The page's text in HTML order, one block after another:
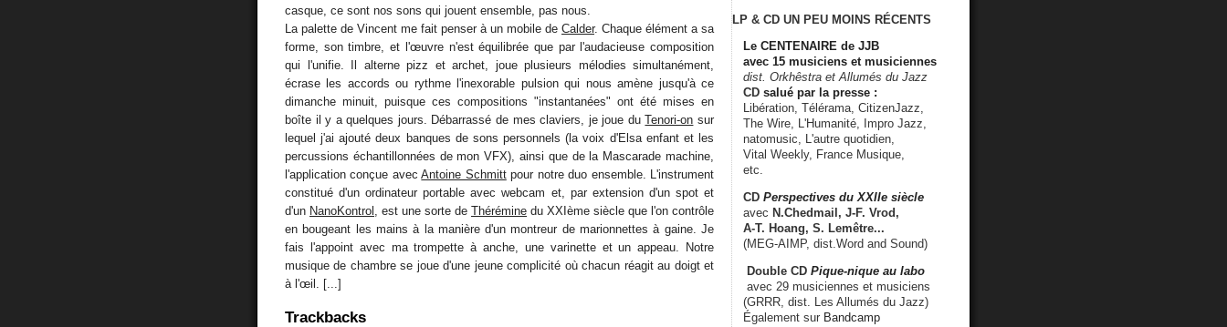
casque, ce sont nos sons qui jouent ensemble, pas nous.
La palette de Vincent me fait penser à un mobile de Calder. Chaque élément a sa
forme, son timbre, et l'œuvre n'est équilibrée que par l'audacieuse composition
qui l'unifie. Il alterne pizz et archet, joue plusieurs mélodies simultanément,
écrase les accords ou rythme l'inexorable pulsion qui nous amène jusqu'à ce
dimanche minuit, puisque ces compositions "instantanées" ont été mises en
boîte il y a quelques jours. Débarrassé de mes claviers, je joue duTenori-on sur
lequel j'ai ajouté deux banques de sons personnels (la voix d'Elsa enfant et les
percussions échantillonnées de mon VFX), ainsi que de la Mascarade machine,
l'application conçue avecAntoine Schmittpour notre duo ensemble. L'instrument
constitué d'un ordinateur portable avec webcam et, par extension d'un spot et
d'un NanoKontrol , est une sorte de Thérémine du XXIème siècle que l'on contrôle
en bougeant les mains à la manière d'un montreur de marionnettes à gaine. Je
fais l'appoint avec ma trompette à anche, une varinette et un appeau. Notre
musique de chambre se joue d'une jeune complicité où chacun réagit au doigt et
à l'œil. [...]
Trackbacks
LP & CD UN PEU MOINS RÉCENTS
Le CENTENAIRE de JJB
avec 15 musiciens et musiciennes
dist. Orkhêstra et Allumés du Jazz
CD salué par la presse :
Libération, Télérama, CitizenJazz,
The Wire, L'Humanité, Impro Jazz,
natomusic, L'autre quotidien,
Vital Weekly, France Musique,
etc.
CD Perspectives du XXIIe siècle
avec N.Chedmail, J-F. Vrod,
A-T. Hoang, S. Lemêtre...
(MEG-AIMP, dist.Word and Sound)
Double CD Pique-nique au labo
avec 29 musiciennes et musiciens
(GRRR, dist. Les Allumés du Jazz)
Également sur Bandcamp